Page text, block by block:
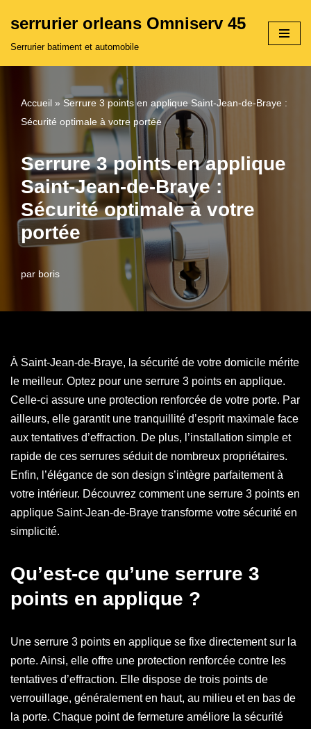
serrurier orleans Omniserv 45
Serrurier batiment et automobile
Accueil » Serrure 3 points en applique Saint-Jean-de-Braye :
Sécurité optimale à votre portée
Serrure 3 points en applique
Saint-Jean-de-Braye :
Sécurité optimale à votre
portée
par boris
À Saint-Jean-de-Braye, la sécurité de votre domicile mérite
le meilleur. Optez pour une serrure 3 points en applique.
Celle-ci assure une protection renforcée de votre porte. Par
ailleurs, elle garantit une tranquillité d’esprit maximale face
aux tentatives d’effraction. De plus, l’installation simple et
rapide de ces serrures séduit de nombreux propriétaires.
Enfin, l’élégance de son design s’intègre parfaitement à
votre intérieur. Découvrez comment une serrure 3 points en
applique Saint-Jean-de-Braye transforme votre sécurité en
simplicité.
Qu’est-ce qu’une serrure 3
points en applique ?
Une serrure 3 points en applique se fixe directement sur la
porte. Ainsi, elle offre une protection renforcée contre les
tentatives d’effraction. Elle dispose de trois points de
verrouillage, généralement en haut, au milieu et en bas de
la porte. Chaque point de fermeture améliore la sécurité